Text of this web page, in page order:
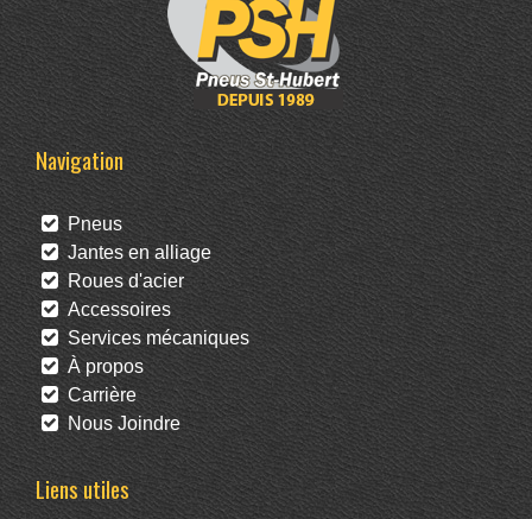
Navigation
Pneus
Jantes en alliage
Roues d'acier
Accessoires
Services mécaniques
À propos
Carrière
Nous Joindre
Liens utiles